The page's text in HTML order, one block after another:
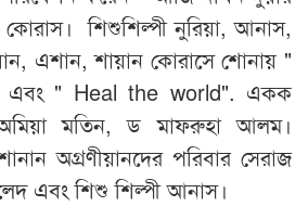
শিশুশিল্পী নুরিয়া, আনাস,
এশান, শায়ান কোরাসে শোনায় "
এবং " Heal the world". একক
মতিন, ড মাফরুহা আলম।
অগ্রণীয়ানদের পরিবার সেরাজ
এবং শিশু শিল্পী আনাস।